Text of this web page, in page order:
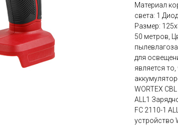
Материал
света: 1
Размер:
50 метров,
для
является
WORTEX
ALL1
FC 2110-1
устройство